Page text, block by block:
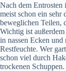
Nach dem
meist schon ein
beweglichen Teilen,
Wichtig ist
in nassen Ecken
Restfeuchte. Wer
schon viel durch
trockenen Schuppen.